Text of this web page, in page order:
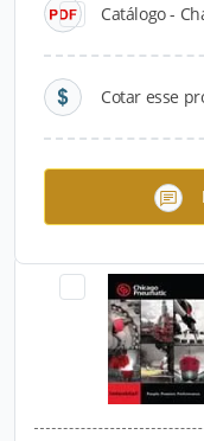
Catálogo -
Cotar esse
Chave de Impacto